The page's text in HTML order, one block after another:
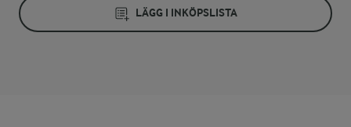
LÄGG I INKÖPSLISTA